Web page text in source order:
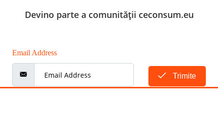
Devino parte a comunității ceconsum.eu
Email Address
Trimite